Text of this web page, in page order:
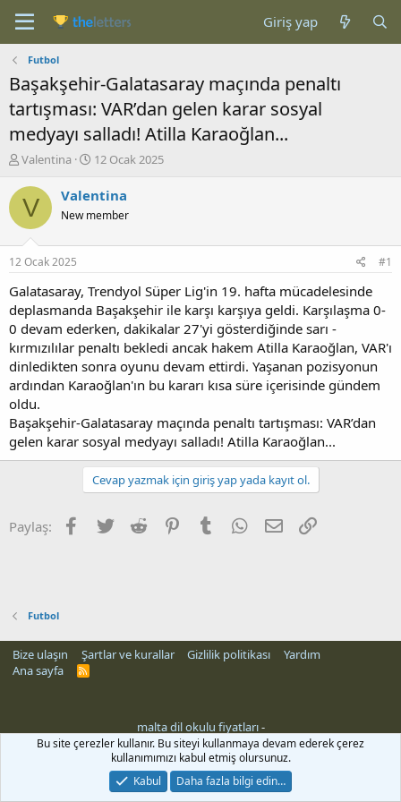
Giriş yap
Futbol
Başakşehir-Galatasaray maçında penaltı
tartışması: VAR’dan gelen karar sosyal
medyayı salladı! Atilla Karaoğlan...
K
n
b
u
u
b
a
l
a
t
a
n
Valentina
B
ş
a
ç
t
a
r
i
h
i
12 Ocak 2025
V Valentina
New member
12 Ocak 2025 #1
Galatasaray, Trendyol Süper Lig'in 19. hafta mücadelesinde
deplasmanda Başakşehir ile karşı karşıya geldi. Karşılaşma 0-
0 devam ederken, dakikalar 27'yi gösterdiğinde sarı -
kırmızılılar penaltı bekledi ancak hakem Atilla Karaoğlan, VAR'ı
dinledikten sonra oyunu devam ettirdi. Yaşanan pozisyonun
ardından Karaoğlan'ın bu kararı kısa süre içerisinde gündem
oldu.
Başakşehir-Galatasaray maçında penaltı tartışması: VAR’dan
gelen karar sosyal medyayı salladı! Atilla Karaoğlan...
Cevap yazmak için giriş yap yada kayıt ol.
Paylaş: Facebook
Twitter Reddit PinterestTumblr WhatsApp
E-posta
Futbol
Bize ulaşın Şartlar ve kurallar Gizlilik politikası
Yardım
Ana sayfa
R
malta dil okulu fiyatları-
Bu site çerezler kullanır. Bu siteyi kullanmaya devam ederek çerez
kullanımımızı kabul etmiş olursunuz.
Kabul
Daha fazla bilgi edin…